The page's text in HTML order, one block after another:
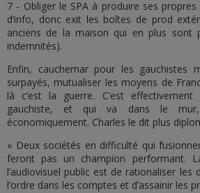
7 - Obliger le SPA à produire ses
d’info, donc exit les boîtes de prod
anciens de la maison qui en plus sont
indemnités).
Enfin, cauchemar pour les gauchistes
surpayés, mutualiser les moyens de
là c’est la guerre. C’est
gauchiste, et qui va dans le mur,
économiquement. Charles le dit plus
« Deux sociétés en difficulté qui
feront pas un champion performant.
l’audiovisuel public est de rationaliser les
l’ordre dans les comptes et d’assainir les